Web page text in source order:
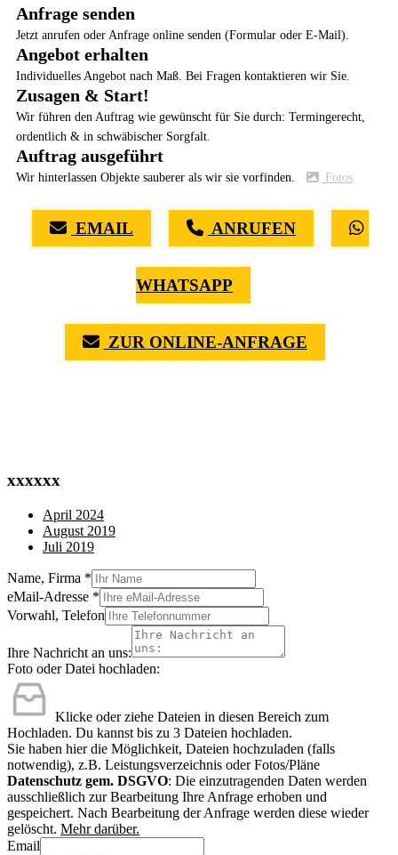
Anfrage senden
Jetzt anrufen oder Anfrage online senden (Formular oder E-Mail).
Angebot erhalten
Individuelles Angebot nach Maß. Bei Fragen kontaktieren wir Sie.
Zusagen & Start!
Wir führen den Auftrag wie gewünscht für Sie durch: Termingerecht,
ordentlich & in schwäbischer Sorgfalt.
Auftrag ausgeführt
Wir hinterlassen Objekte sauberer als wir sie vorfinden. Fotos
EMAIL ANRUFEN
WHATSAPP
ZUR ONLINE-ANFRAGE
xxxxxx
April 2024
August 2019
Juli 2019
Name, Firma *
eMail-Adresse *
Vorwahl, Telefon
Ihre Nachricht an uns:
Foto oder Datei hochladen:
Klicke oder ziehe Dateien in diesen Bereich zum
Hochladen. Du kannst bis zu 3 Dateien hochladen.
Sie haben hier die Möglichkeit, Dateien hochzuladen (falls
notwendig), z.B. Leistungsverzeichnis oder Fotos/Pläne
Datenschutz gem. DSGVO: Die einzutragenden Daten werden
ausschließlich zur Bearbeitung Ihre Anfrage erhoben und
gespeichert. Nach Bearbeitung der Anfrage werden diese wieder
gelöscht. Mehr darüber.
Email